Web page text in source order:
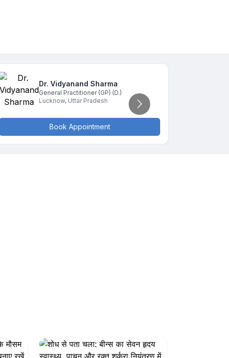
Dr. Vidyanand Sharma
General Practitioner (GP) (D.)
Lucknow, Uttar Pradesh
Book Appointment